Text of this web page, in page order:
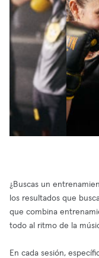
¿Buscas un
los resultados que
que combina
todo al ritmo de la
En cada sesión,